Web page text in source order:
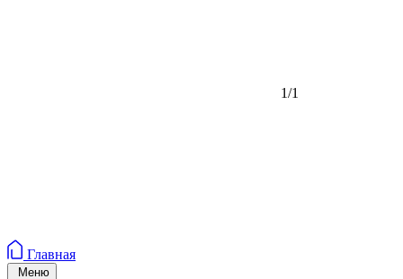
1/1
Главная
Меню